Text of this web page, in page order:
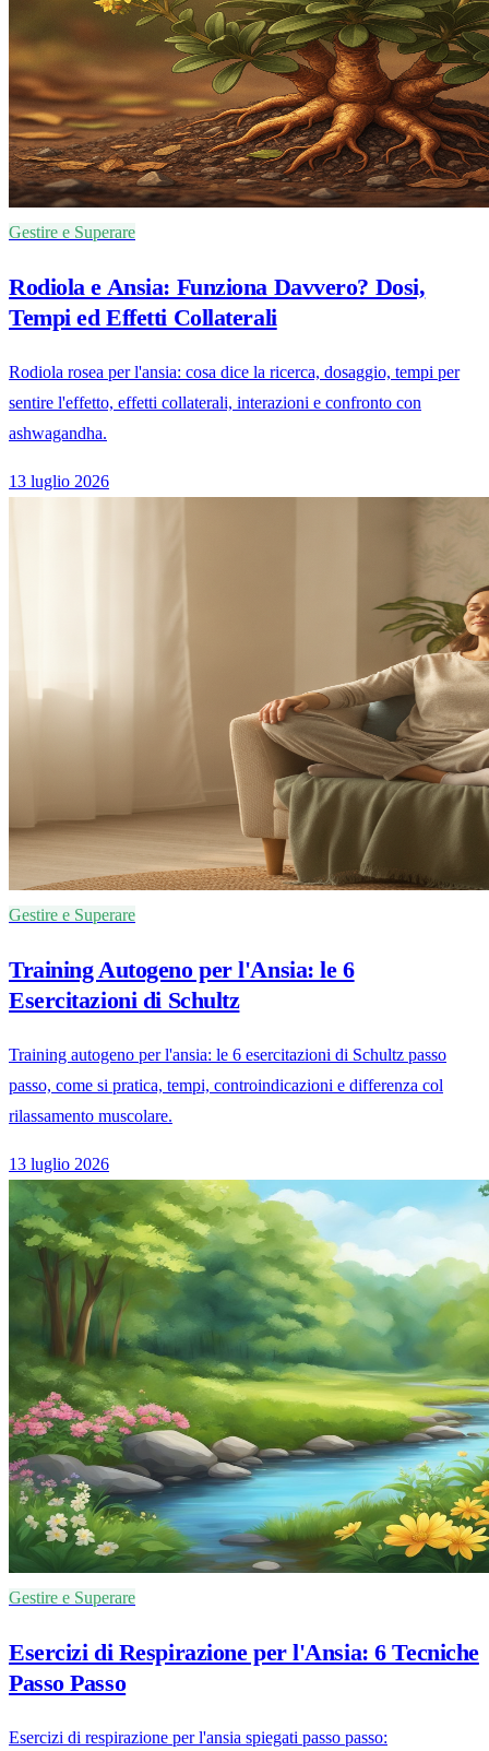
Gestire e Superare
Rodiola e Ansia: Funziona Davvero? Dosi,
Tempi ed Effetti Collaterali
Rodiola rosea per l'ansia: cosa dice la ricerca, dosaggio, tempi per
sentire l'effetto, effetti collaterali, interazioni e confronto con
ashwagandha.
13 luglio 2026
Gestire e Superare
Training Autogeno per l'Ansia: le 6
Esercitazioni di Schultz
Training autogeno per l'ansia: le 6 esercitazioni di Schultz passo
passo, come si pratica, tempi, controindicazioni e differenza col
rilassamento muscolare.
13 luglio 2026
Gestire e Superare
Esercizi di Respirazione per l'Ansia: 6 Tecniche
Passo Passo
Esercizi di respirazione per l'ansia spiegati passo passo: